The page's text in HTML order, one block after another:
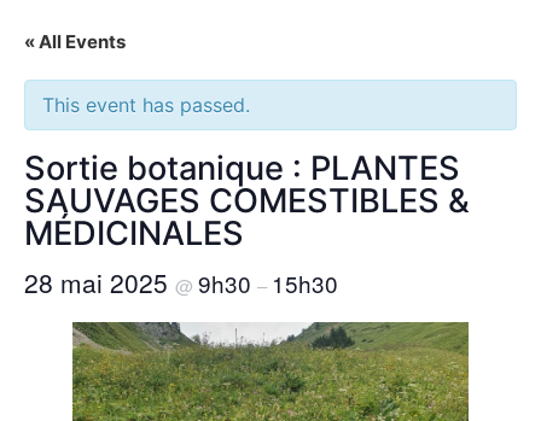
« All Events
This event has passed.
Sortie botanique : PLANTES
SAUVAGES COMESTIBLES &
MÉDICINALES
28 mai 2025 @ 9h30 – 15h30